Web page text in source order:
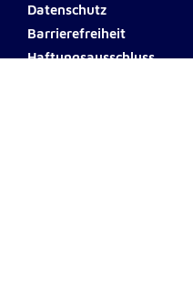
Datenschutz
Barrierefreiheit
Haftungsausschluss